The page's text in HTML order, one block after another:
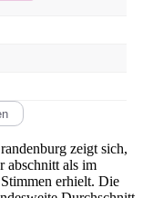
zeigt sich,
abschnitt als im
erhielt. Die